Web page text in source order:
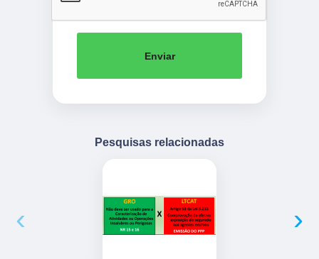
Enviar
Pesquisas relacionadas
‹ ›